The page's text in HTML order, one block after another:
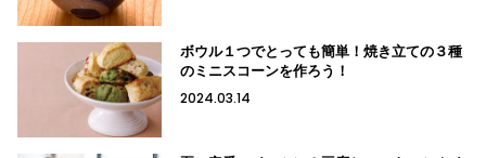
ボウル１つでとっても簡単！焼き立ての３種
のミニスコーンを作ろう！
2024.03.14